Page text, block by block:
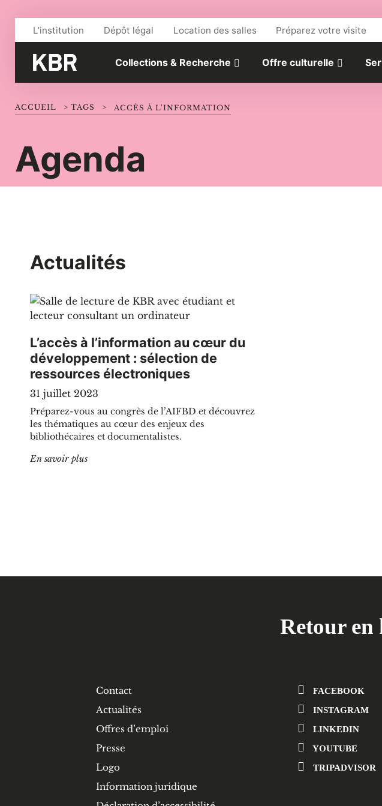
L’institution Dépôt légal Location des salles Préparez votre visite
Collections & Recherche Offre culturelle
Agenda
ACCUEIL > TAGS > ACCÈS À L'INFORMATION
Actualités
L’accès à l’information au cœur du
développement : sélection de
ressources électroniques
31 juillet 2023
Préparez-vous au congrès de l’AIFBD et découvrez
les thématiques au cœur des enjeux des
bibliothécaires et documentalistes.
En savoir plus"L’accès à l’information au cœur du développement : sélection de
Retour en
Contact
Actualités
Offres d’emploi
Presse
Logo
Information juridique
FACEBOOK
INSTAGRAM
LINKEDIN
YOUTUBE
TRIPADVISOR